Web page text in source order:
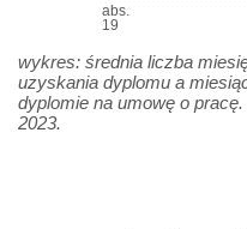
abs.
19
wykres: średnia liczba
uzyskania dyplomu a
dyplomie na umowę o
2023.